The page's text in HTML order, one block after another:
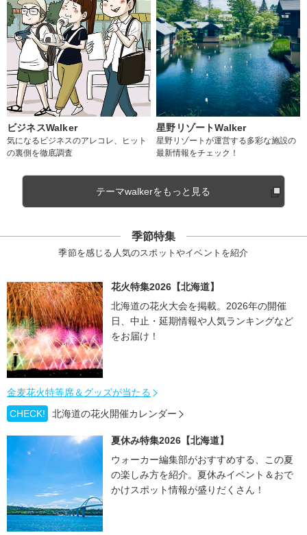
ビジネスWalker
気になるビジネスのアレコレ、ヒット
の裏側を徹底調査
星野リゾートWalker
星野リゾートが運営する多彩な施設の
最新情報をチェック！
テーマwalkerをもっと見る
季節特集
季節を感じる人気のスポットやイベントを紹介
花火特集2026【北海道】
北海道の花火大会を掲載。2026年の開催
日、中止・延期情報や人気ランキングなど
をお届け！
金麦花火特等席＆グッズが当たる
CHECK!
北海道の花火開催カレンダー
夏休み特集2026【北海道】
ウォーカー編集部がおすすめする、この夏
の楽しみ方を紹介。夏休みイベント＆おで
かけスポット情報が盛りだくさん！